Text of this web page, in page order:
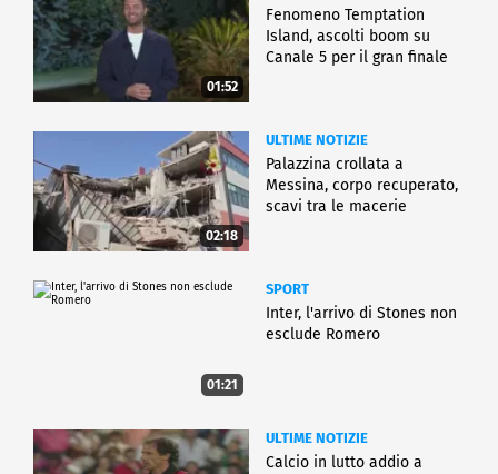
01:52
Fenomeno Temptation
Island, ascolti boom su
Canale 5 per il gran finale
02:18
ULTIME NOTIZIE
Palazzina crollata a
Messina, corpo recuperato,
scavi tra le macerie
01:21
SPORT
Inter, l'arrivo di Stones non
esclude Romero
ULTIME NOTIZIE
Calcio in lutto addio a